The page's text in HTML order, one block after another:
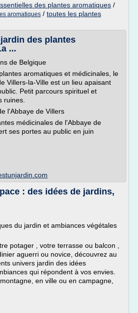
des plantes aromatiques /
aromatiques / toutes les plantes
des plantes
...
de Belgique
aromatiques et médicinales, le
Villers-la-Ville est un lieu apaisant
Petit parcours spirituel et
ruines.
l'Abbaye de Villers
médicinales de l'Abbaye de
ses portes au public en juin
: des idées de jardins,
du jardin et ambiances végétales
potager , votre terrasse ou balcon ,
aguerri ou novice, découvrez au
univers jardin des idées
qui répondent à vos envies.
en ville ou en campagne,